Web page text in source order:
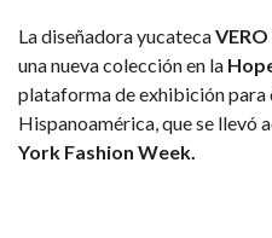
La diseñadora yucateca
una nueva colección en la
plataforma de exhibición para
Hispanoamérica, que se llevó
York Fashion Week.